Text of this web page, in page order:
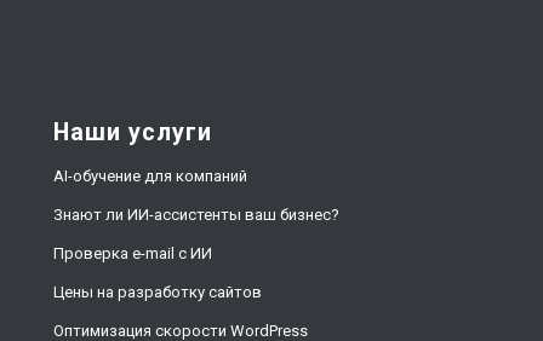
Наши услуги
AI-обучение для компаний
Знают ли ИИ-ассистенты ваш бизнес?
Проверка e-mail с ИИ
Цены на разработку сайтов
Оптимизация скорости WordPress